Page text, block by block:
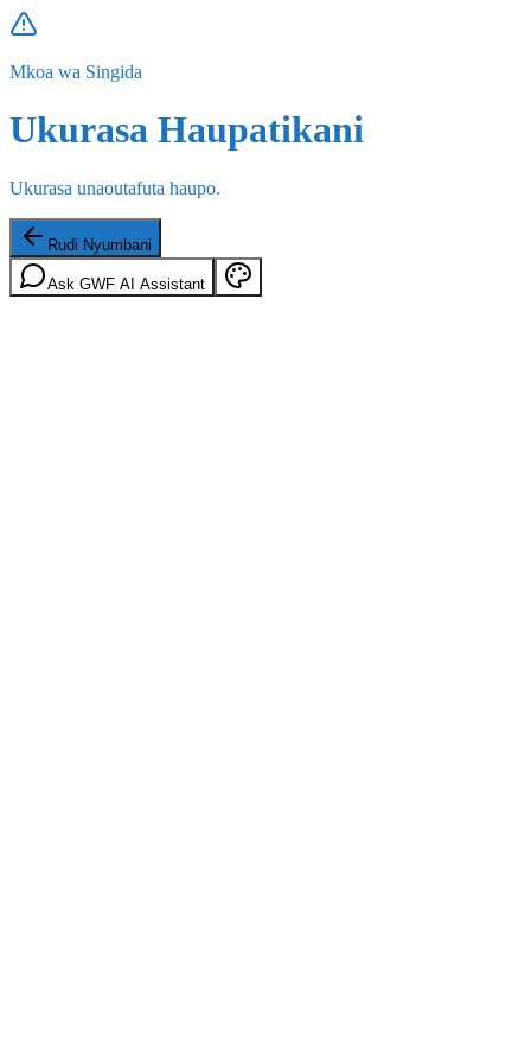
Mkoa wa Singida
Ukurasa Haupatikani
Ukurasa unaoutafuta haupo.
Rudi Nyumbani
Ask GWF AI Assistant